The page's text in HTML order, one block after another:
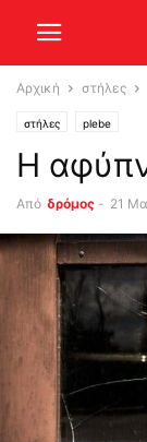
Αρχική στήλες
στήλες plebe
Η
Από δρόμος - 21